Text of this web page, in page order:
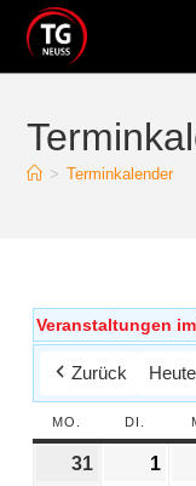
> Terminkalender
Veranstaltungen
Zurück Heute
MO. DI.
31 1